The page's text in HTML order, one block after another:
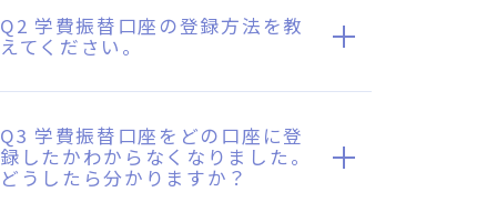
Q2 学費振替口座の登録方法を教
えてください。
Q3 学費振替口座をどの口座に登
録したかわからなくなりました。
どうしたら分かりますか？